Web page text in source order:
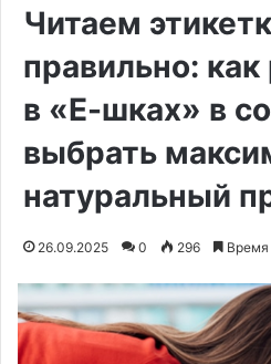
Читаем
правильно: как
в «Е-шках» в
выбрать
натуральный
26.09.2025 0 296 Время